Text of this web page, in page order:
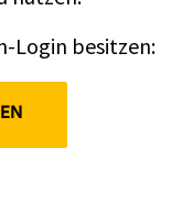
Login besitzen: